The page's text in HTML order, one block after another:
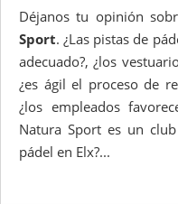
Déjanos tu opinión
Sport. ¿Las pistas de
adecuado?, ¿los
¿es ágil el proceso de
¿los empleados
Natura Sport es un
pádel en Elx?...